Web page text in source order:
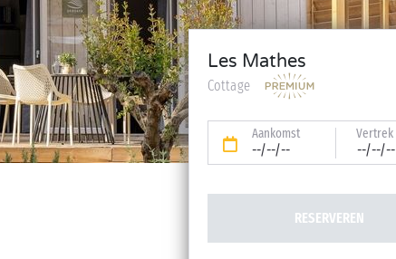
Les Mathes
Cottage
Aankomst
--/--/--
Vertrek
--/--/--
RESERVEREN